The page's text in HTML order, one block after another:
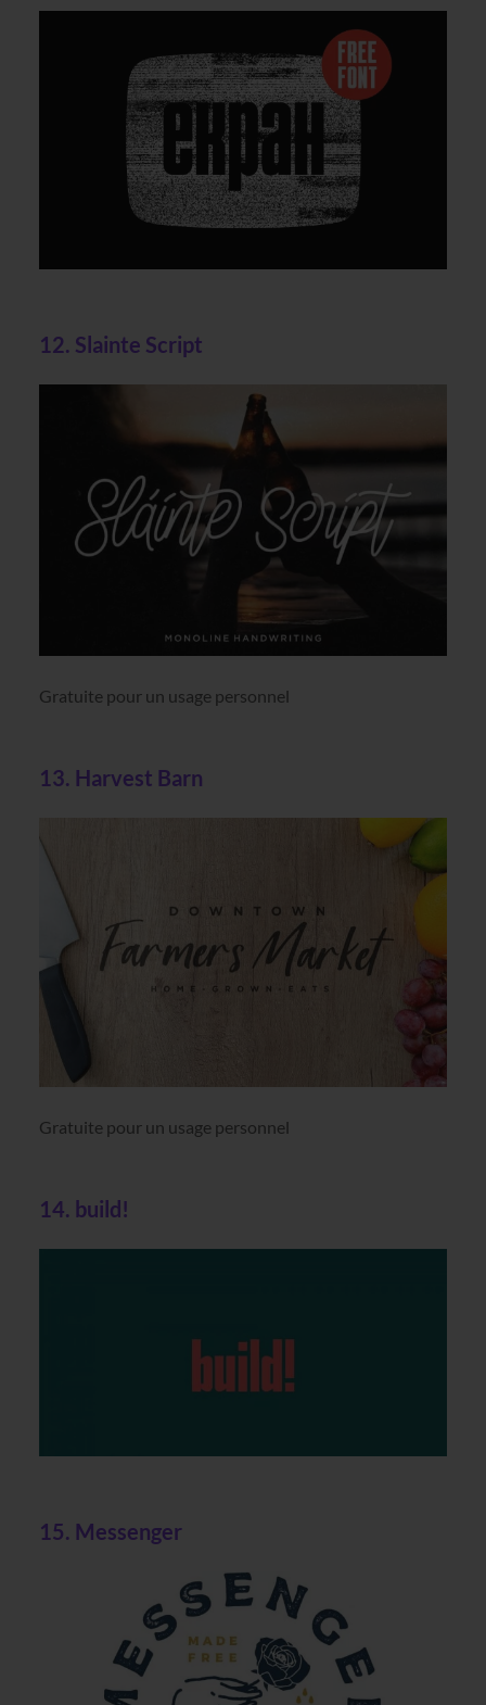
12. Slainte Script
Gratuite pour un usage personnel
13. Harvest Barn
Gratuite pour un usage personnel
14. build!
15. Messenger